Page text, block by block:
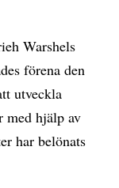
Warshels
förena den
utveckla
med hjälp av
har belönats